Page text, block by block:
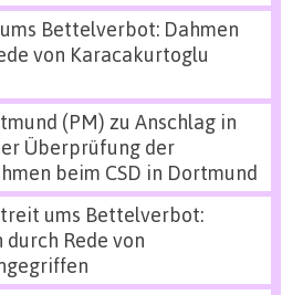
Bettelverbot: Dahmen
von Karacakurtoglu
(PM) zu Anschlag in
Überprüfung der
beim CSD in Dortmund
ums Bettelverbot:
Rede von